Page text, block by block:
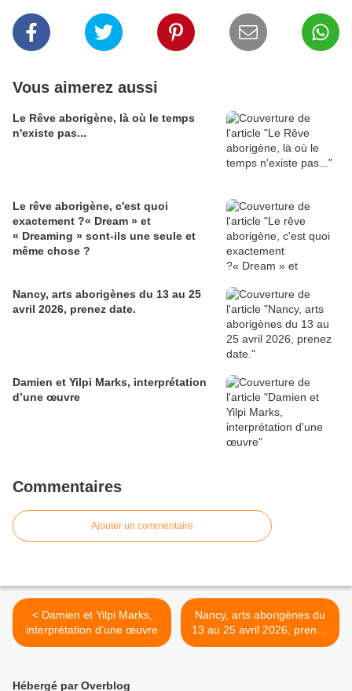
Vous aimerez aussi
Le Rêve aborigène, là où le temps
n'existe pas...
Le rêve aborigène, c'est quoi
exactement ?« Dream » et
« Dreaming » sont-ils une seule et
même chose ?
Nancy, arts aborigènes du 13 au 25
avril 2026, prenez date.
Damien et Yilpi Marks, interprétation
d’une œuvre
Commentaires
Ajouter un commentaire
< Damien et Yilpi Marks,
interprétation d’une œuvre
Nancy, arts aborigènes du
13 au 25 avril 2026, prenez
date. >
Hébergé par Overblog